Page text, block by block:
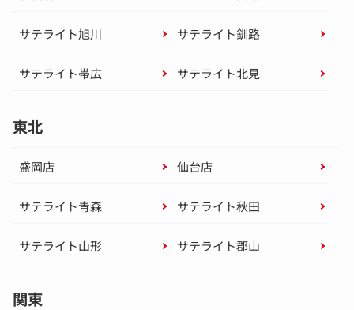
サテライト旭川 サテライト釧路
サテライト帯広 サテライト北見
東北
盛岡店 仙台店
サテライト青森 サテライト秋田
サテライト山形 サテライト郡山
関東